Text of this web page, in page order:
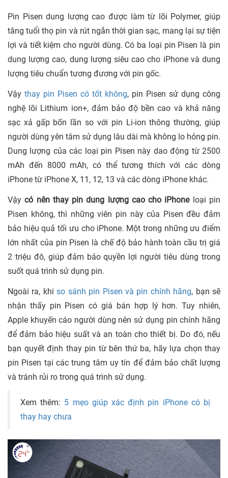
Pin Pisen dung lượng cao được làm từ lõi Polymer, giúp
tăng tuổi thọ pin và rút ngắn thời gian sạc, mang lại sự tiện
lợi và tiết kiệm cho người dùng. Có ba loại pin Pisen là pin
dung lượng cao, dung lượng siêu cao cho iPhone và dung
lượng tiêu chuẩn tương đương với pin gốc.
Vậy thay pin Pisen có tốt không, pin Pisen sử dụng công
nghệ lõi Lithium ion+, đảm bảo độ bền cao và khả năng
sạc xả gấp bốn lần so với pin Li-ion thông thường, giúp
người dùng yên tâm sử dụng lâu dài mà không lo hỏng pin.
Dung lượng của các loại pin Pisen này dao động từ 2500
mAh đến 8000 mAh, có thể tương thích với các dòng
iPhone từ iPhone X, 11, 12, 13 và các dòng iPhone khác.
Vậy có nên thay pin dung lượng cao cho iPhoneloại pin
Pisen không, thì những viên pin này của Pisen đều đảm
bảo hiệu quả tối ưu cho iPhone. Một trong những ưu điểm
lớn nhất của pin Pisen là chế độ bảo hành toàn cầu trị giá
2 triệu đô, giúp đảm bảo quyền lợi người tiêu dùng trong
suốt quá trình sử dụng pin.
Ngoài ra, khiso sánh pin Pisen và pin chính hãng, bạn sẽ
nhận thấy pin Pisen có giá bán hợp lý hơn. Tuy nhiên,
Apple khuyến cáo người dùng nên sử dụng pin chính hãng
để đảm bảo hiệu suất và an toàn cho thiết bị. Do đó, nếu
bạn quyết định thay pin từ bên thứ ba, hãy lựa chọn thay
pin Pisen tại các trung tâm uy tín để đảm bảo chất lượng
và tránh rủi ro trong quá trình sử dụng.
Xem thêm: 5 mẹo giúp xác định pin iPhone có bị
thay hay chưa